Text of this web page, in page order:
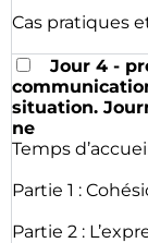
Cas pratiques
Jour 4 -
situation.
ne
Temps
Partie 1 :
Partie 2 :